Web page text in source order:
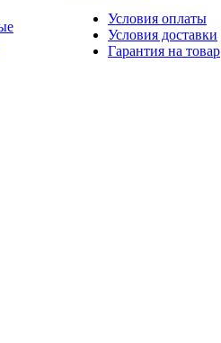
Условия оплаты
Условия доставки
Гарантия на товар